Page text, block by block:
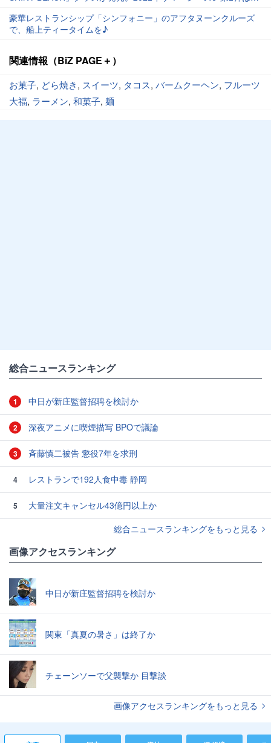
豪華レストランシップ「シンフォニー」のアフタヌーンクルーズ
で、船上ティータイムを♪
関連情報（BiZ PAGE＋）
お菓子, どら焼き, スイーツ, タコス, バームクーヘン, フルーツ
大福, ラーメン, 和菓子, 麺
総合ニュースランキング
1 中日が新庄監督招聘を検討か
2 深夜アニメに喫煙描写 BPOで議論
3 斉藤慎二被告 懲役7年を求刑
4 レストランで192人食中毒 静岡
5
大量注文キャンセル43億円以上か
総合ニュースランキングをもっと見る
画像アクセスランキング
中日が新庄監督招聘を検討か
関東「真夏の暑さ」は終了か
チェーンソーで父襲撃か 目撃談
画像アクセスランキングをもっと見る